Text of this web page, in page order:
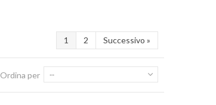
1 2 Successivo »
Ordina per --